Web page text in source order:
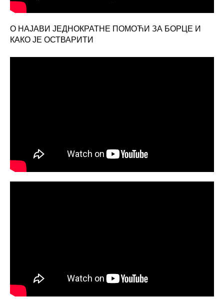
О НАЈАВИ ЈЕДНОКРАТНЕ ПОМОЋИ ЗА БОРЦЕ И
КАКО ЈЕ ОСТВАРИТИ